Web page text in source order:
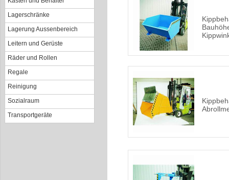
Lagerschränke
Lagerung Aussenbereich
Leitern und Gerüste
Räder und Rollen
Regale
Reinigung
Sozialraum
Transportgeräte